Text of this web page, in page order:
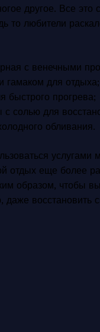
другое. Все это
то любители
с венечными
гамаком для отдыха;
быстрого прогрева;
солью для
обливания.
отдых еще более
образом, чтобы
даже восстановить